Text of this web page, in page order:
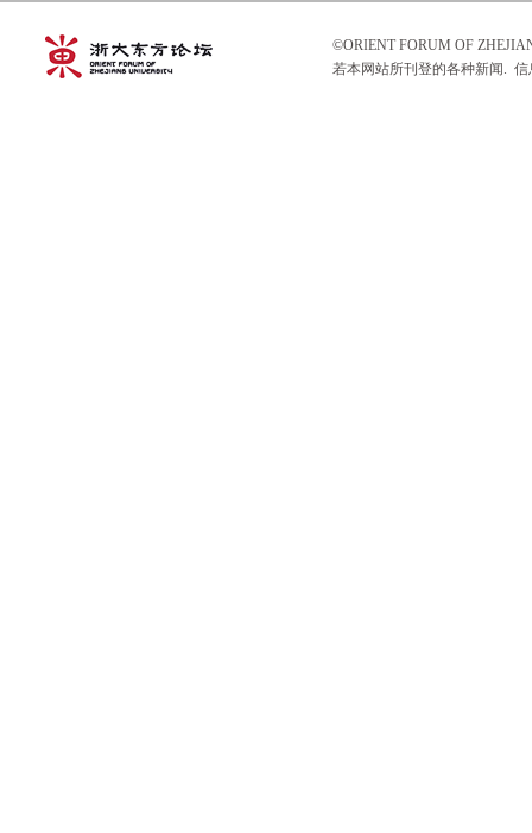
©ORIENT FORUM OF
若本网站所刊登的各种新闻.